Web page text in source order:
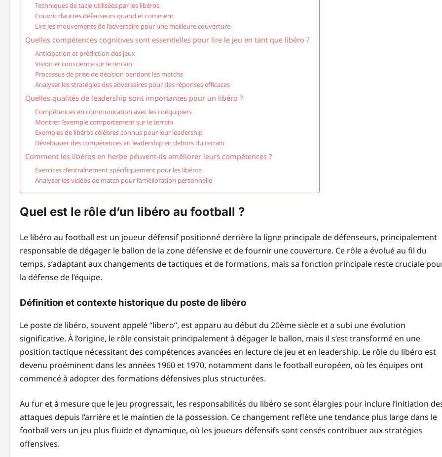
Techniques de tacle utilisées par les libéros
Couvrir d’autres défenseurs quand et comment
Lire les mouvements de l’adversaire pour une meilleure couverture
Quelles compétences cognitives sont essentielles pour lire le jeu en tant que libéro ?
Anticipation et prédiction des jeux
Vision et conscience sur le terrain
Processus de prise de décision pendant les matchs
Analyser les stratégies des adversaires pour des réponses efficaces
Quelles qualités de leadership sont importantes pour un libéro ?
Compétences en communication avec les coéquipiers
Montrer l’exemple comportement sur le terrain
Exemples de libéros célèbres connus pour leur leadership
Développer des compétences en leadership en dehors du terrain
Comment les libéros en herbe peuvent-ils améliorer leurs compétences ?
Exercices d’entraînement spécifiquement pour les libéros
Analyser les vidéos de match pour l’amélioration personnelle
Quel est le rôle d’un libéro au football ?
Le libéro au football est un joueur défensif positionné derrière la ligne principale de défenseurs, principalement
responsable de dégager le ballon de la zone défensive et de fournir une couverture. Ce rôle a évolué au fil du
temps, s’adaptant aux changements de tactiques et de formations, mais sa fonction principale reste cruciale
la défense de l’équipe.
Définition et contexte historique du poste de libéro
Le poste de libéro, souvent appelé “libero”, est apparu au début du 20ème siècle et a subi une évolution
significative. À l’origine, le rôle consistait principalement à dégager le ballon, mais il s’est transformé en une
position tactique nécessitant des compétences avancées en lecture de jeu et en leadership. Le rôle du libéro est
devenu proéminent dans les années 1960 et 1970, notamment dans le football européen, où les équipes ont
commencé à adopter des formations défensives plus structurées.
Au fur et à mesure que le jeu progressait, les responsabilités du libéro se sont élargies pour inclure l’initiation
attaques depuis l’arrière et le maintien de la possession. Ce changement reflète une tendance plus large dans le
football vers un jeu plus fluide et dynamique, où les joueurs défensifs sont censés contribuer aux stratégies
offensives.